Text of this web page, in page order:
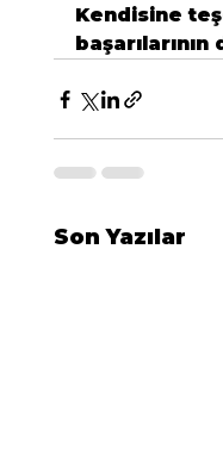
Kendisine
Son Yazılar